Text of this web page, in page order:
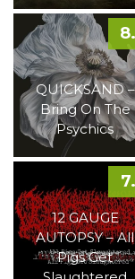
QUICKSAND –
Bring On The
Psychics
12 GAUGE
AUTOPSY – All
Pigs Get